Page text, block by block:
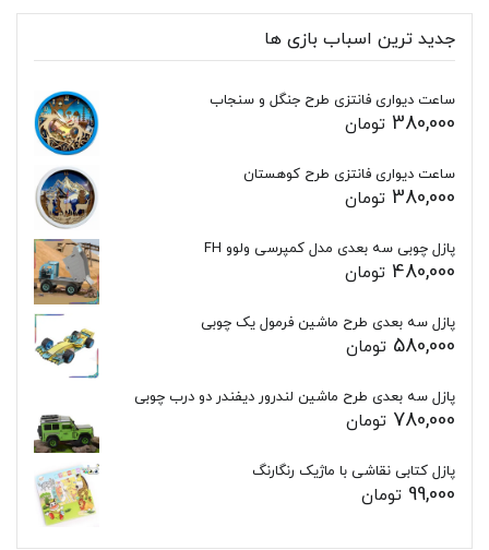
جدید ترین اسباب بازی ها
ساعت دیواری فانتزی طرح جنگل و سنجاب
380,000 تومان
ساعت دیواری فانتزی طرح کوهستان
380,000 تومان
پازل چوبی سه بعدی مدل کمپرسی ولوو FH
480,000 تومان
پازل سه بعدی طرح ماشین فرمول یک چوبی
580,000 تومان
پازل سه بعدی طرح ماشین لندرور دیفندر دو درب چوبی
780,000 تومان
پازل کتابی نقاشی با ماژیک رنگارنگ
99,000 تومان